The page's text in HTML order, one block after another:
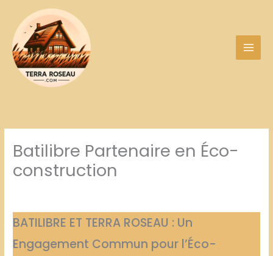
contenu
Batilibre Partenaire en Éco-
construction
BATILIBRE ET TERRA ROSEAU : Un
Engagement Commun pour l’Éco-